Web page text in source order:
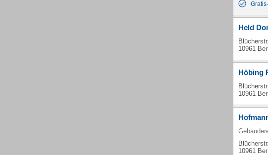
Held
10961
Höbing
10961
10961